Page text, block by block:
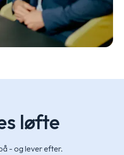
løfte
- og lever efter.